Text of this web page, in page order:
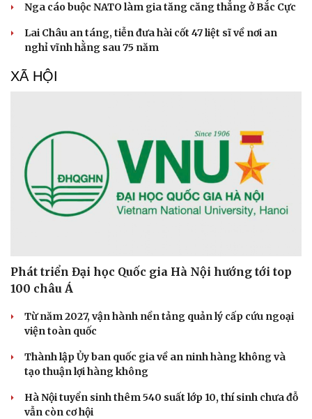
Sức khỏe
Dinh dưỡng - món ngon
Sản phụ khoa
Phòng mạch online
Ăn sạch sống khỏe
Đời sống
Nga cáo buộc NATO làm gia tăng căng thẳng ở Bắc Cực
Lai Châu an táng, tiễn đưa hài cốt 47 liệt sĩ về nơi an
nghỉ vĩnh hằng sau 75 năm
XÃ HỘI
Phát triển Đại học Quốc gia Hà Nội hướng tới top
100 châu Á
Từ năm 2027, vận hành nền tảng quản lý cấp cứu ngoại
viện toàn quốc
Thành lập Ủy ban quốc gia về an ninh hàng không và
tạo thuận lợi hàng không
Hà Nội tuyển sinh thêm 540 suất lớp 10, thí sinh chưa đỗ
vẫn còn cơ hội